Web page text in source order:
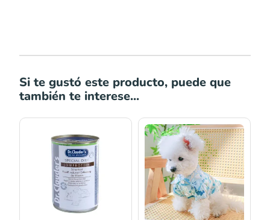
Si te gustó este producto, puede que
también te interese...
Rango
de
precios:
desde
S/23.00
hasta
S/29.00